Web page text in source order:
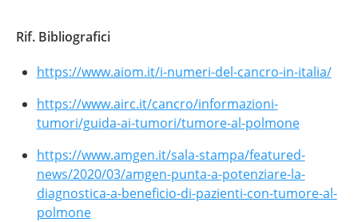
Rif. Bibliografici
https://www.aiom.it/i-numeri-del-cancro-in-italia/
https://www.airc.it/cancro/informazioni-
tumori/guida-ai-tumori/tumore-al-polmone
https://www.amgen.it/sala-stampa/featured-
news/2020/03/amgen-punta-a-potenziare-la-
diagnostica-a-beneficio-di-pazienti-con-tumore-al-
polmone